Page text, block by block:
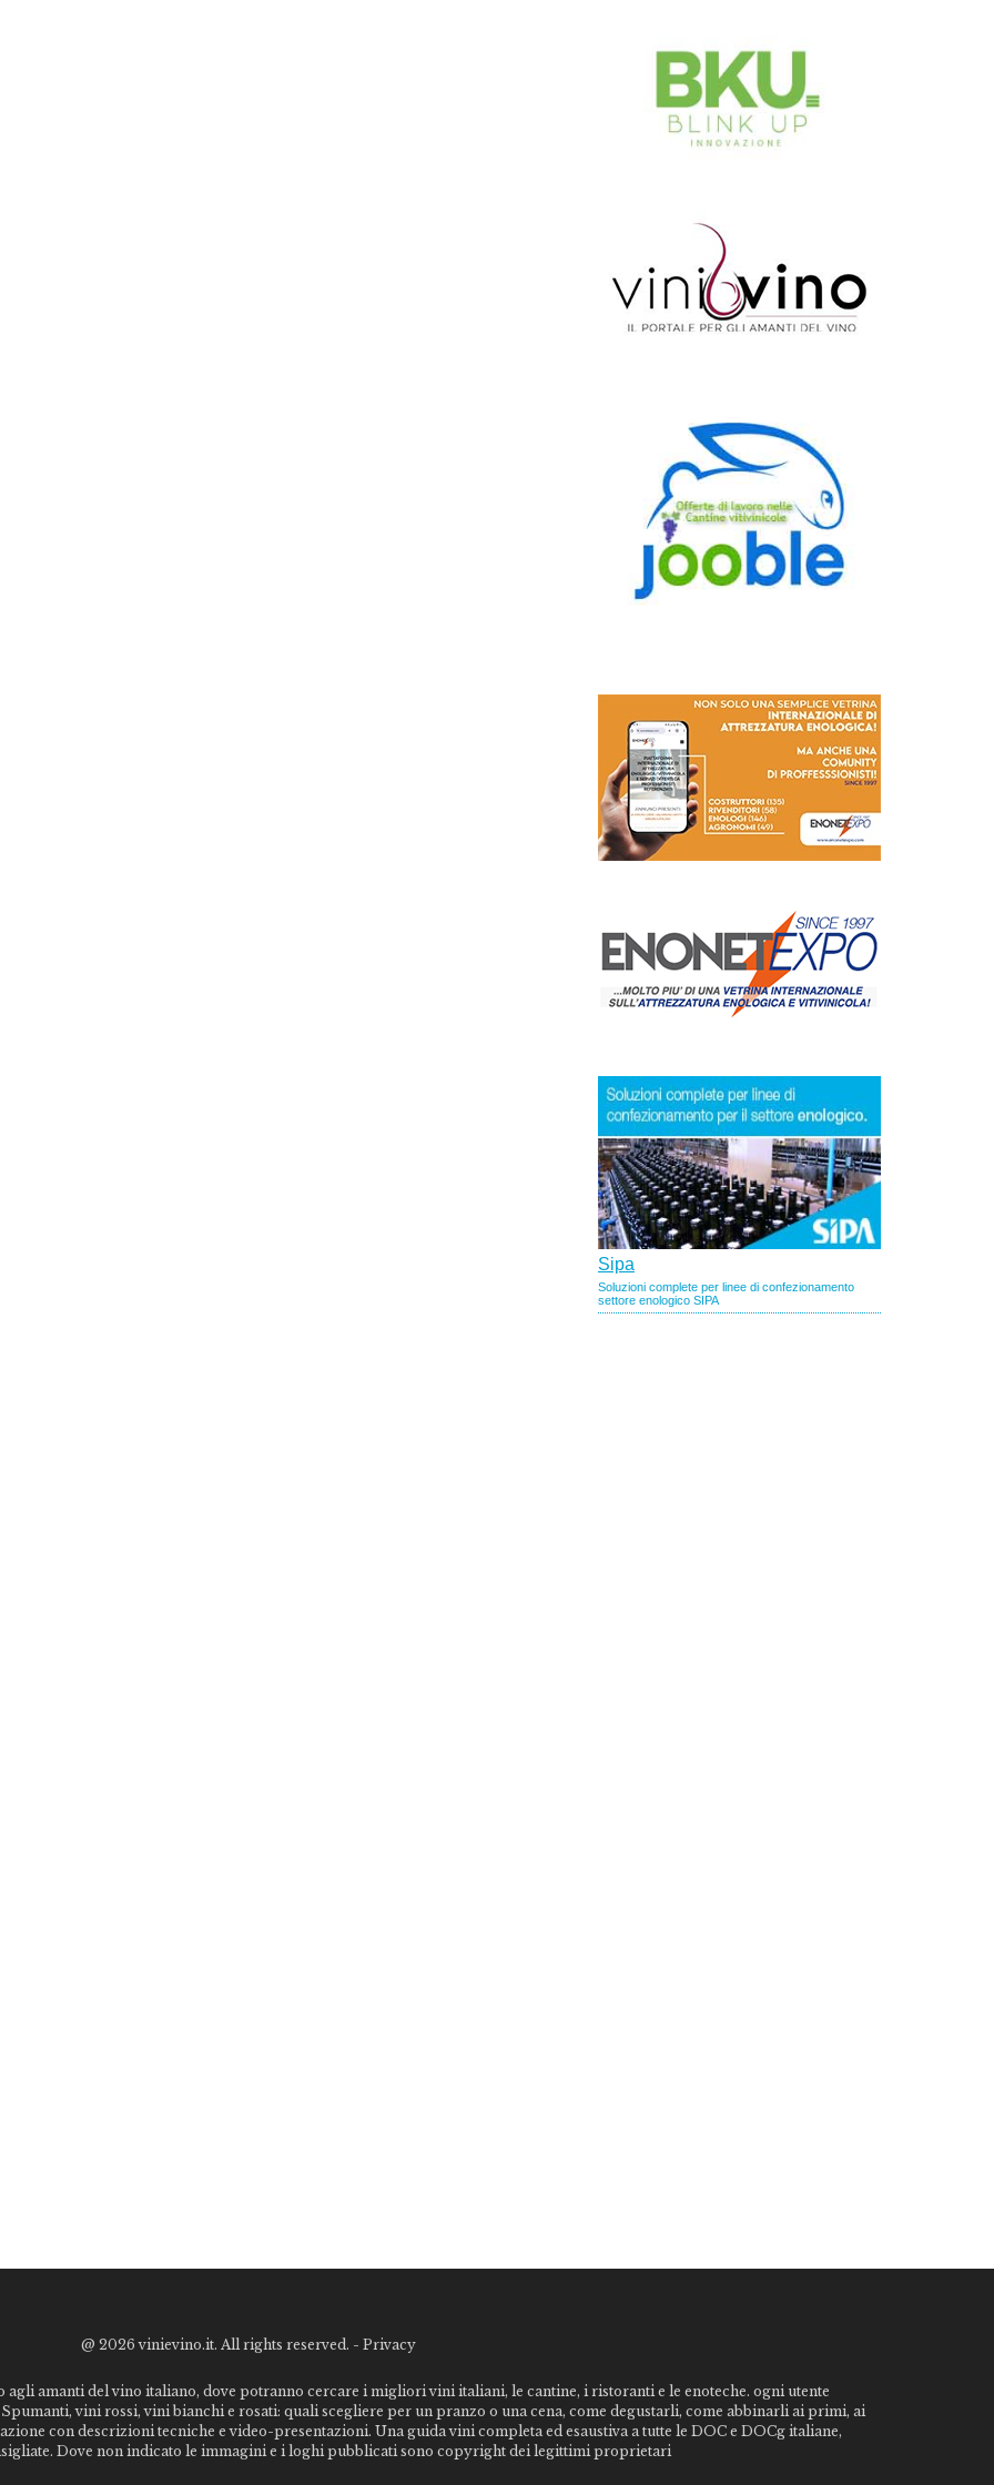
@ 2026 vinievino.it. All rights reserved. - Privacy
amanti del vino italiano, dove potranno cercare i migliori vini italiani, le cantine, i ristoranti e le enoteche. ogni utente
vini rossi, vini bianchi e rosati: quali scegliere per un pranzo o una cena, come degustarli, come abbinarli ai primi, ai
con descrizioni tecniche e video-presentazioni. Una guida vini completa ed esaustiva a tutte le DOC e DOCg italiane,
Dove non indicato le immagini e i loghi pubblicati sono copyright dei legittimi proprietari